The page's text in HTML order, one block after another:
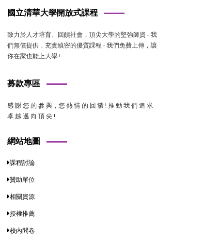
國立清華大學開放式課程
致力於人才培育、回饋社會，頂尖大學的堅強師資 - 我
們無償提供，充實縝密的優質課程 - 我們免費上傳，讓
你在家也能上大學 !
募款專區
感 謝 您 的 參 與，您 熱 情 的 回 饋 ! 推 動 我 們 追 求
卓 越 邁 向 頂 尖 !
網站地圖
課程討論
贊助單位
相關資源
授權推薦
校內問卷